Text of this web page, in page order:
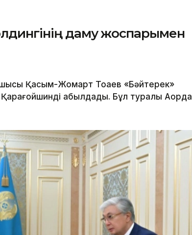
даму жоспарымен
Қасым-Жомарт Тоқаев «Бәйтерек»
қабылдады. Бұл туралы Ақорда